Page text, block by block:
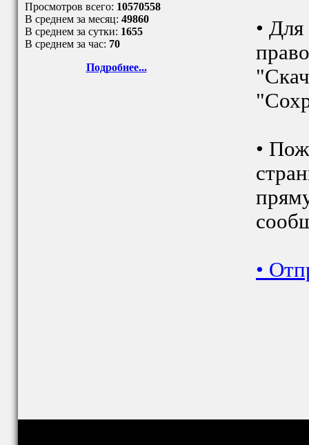
Просмотров всего: 10570558
В среднем за месяц: 49860
В среднем за сутки: 1655
В среднем за час: 70
Подробнее...
•
•
•